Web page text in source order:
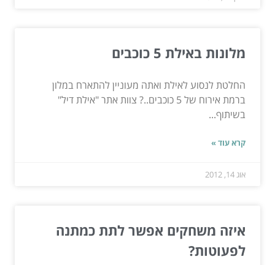
מלונות באילת 5 כוכבים
החלטת לנסוע לאילת ואתה מעוניין להתארח במלון
ברמת אירוח של 5 כוכבים..? צוות אתר "אילת דיל"
בשיתוף...
קרא עוד »
אוג 14, 2012
איזה משחקים אפשר לתת כמתנה
לפעוטות?